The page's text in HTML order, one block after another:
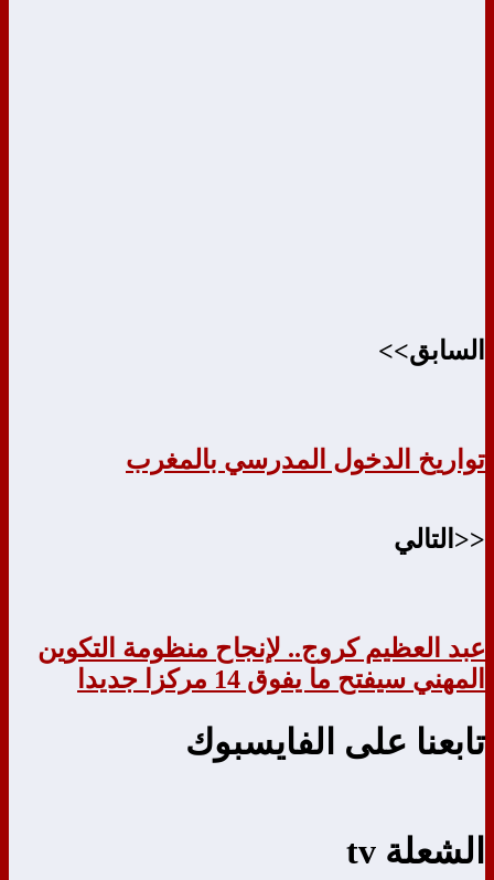
السابق>>
تواريخ الدخول المدرسي بالمغرب
<<التالي
عبد العظيم كروج.. لإنجاح منظومة التكوين
المهني سيفتح ما يفوق 14 مركزا جديدا
تابعنا على الفايسبوك
الشعلة tv